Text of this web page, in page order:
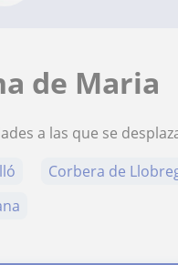
de Maria
a las que se
Corbera de